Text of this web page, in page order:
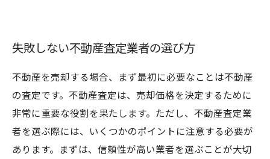
失敗しない不動産査定業者の選び方
不動産を売却する場合、まず最初に必要なことは不動産
の査定です。不動産査定は、売却価格を決定するために
非常に重要な役割を果たします。ただし、不動産査定業
者を選ぶ際には、いくつかのポイントに注意する必要が
あります。まずは、信頼性が高い業者を選ぶことが大切